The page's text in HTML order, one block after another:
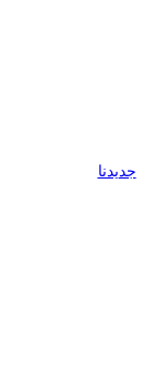
جديدنا